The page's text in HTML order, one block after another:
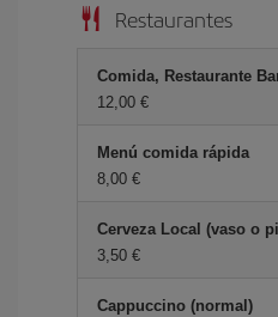
Restaurantes
Comida, Restaurante
12,00 €
Menú comida rápida
8,00 €
Cerveza Local (vaso o
3,50 €
Cappuccino (normal)